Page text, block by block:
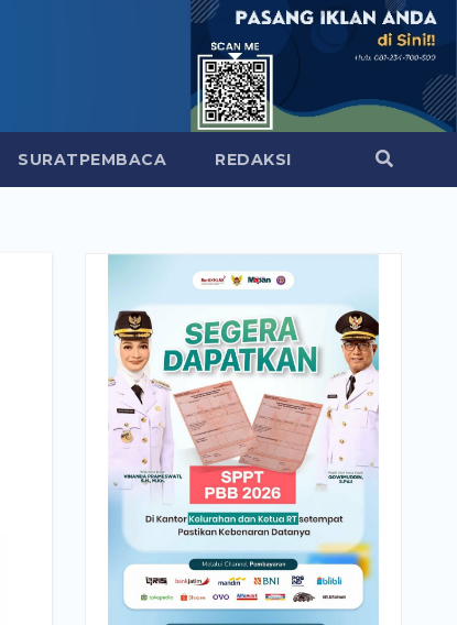
SURATPEMBACA REDAKSI